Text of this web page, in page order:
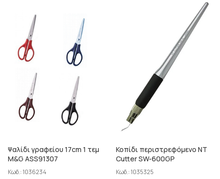
Ψαλίδι γραφείου 17cm 1 τεμ
M&G ASS91307
Κωδ.:1036234
Κοπίδι περιστρεφόμενο ΝΤ
Cutter SW-600GP
Κωδ.:1035325